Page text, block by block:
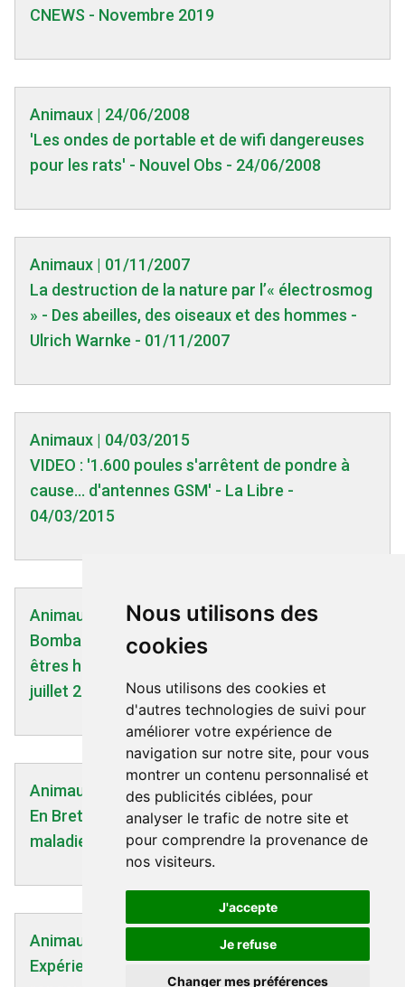
Nous utilisons des
cookies
Nous utilisons des cookies et
d'autres technologies de suivi pour
améliorer votre expérience de
navigation sur notre site, pour vous
montrer un contenu personnalisé et
des publicités ciblées, pour
analyser le trafic de notre site et
pour comprendre la provenance de
nos visiteurs.
J'accepte
Je refuse
Changer mes préférences
CNEWS - Novembre 2019
Animaux | 24/06/2008
'Les ondes de portable et de wifi dangereuses
pour les rats' - Nouvel Obs - 24/06/2008
Animaux | 01/11/2007
La destruction de la nature par l’« électrosmog
» - Des abeilles, des oiseaux et des hommes -
Ulrich Warnke - 01/11/2007
Animaux | 04/03/2015
VIDEO : '1.600 poules s'arrêtent de pondre à
cause... d'antennes GSM' - La Libre -
04/03/2015
Animaux | 17/07/2007
Bombardement des abeilles, des oiseaux et des
êtres humains - Interview avec George Carlo -
juillet 2007
Animaux | 23/05/2024
En Bretagne, les éoliennes responsables des
maladies des vaches ?
Animaux | 18/09/2006
Expériences sur embryons de poulets et de